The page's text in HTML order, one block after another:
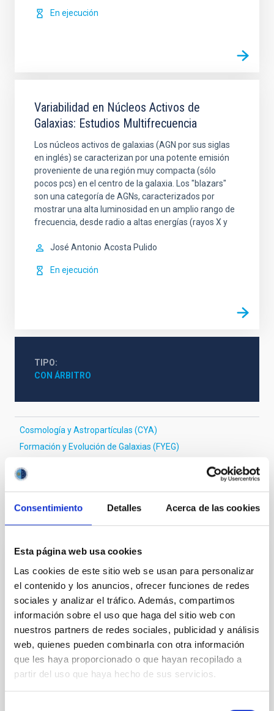
Consentimiento Detalles Acerca de las cookies
Esta página web usa cookies
Las cookies de este sitio web se usan para personalizar
el contenido y los anuncios, ofrecer funciones de redes
sociales y analizar el tráfico. Además, compartimos
información sobre el uso que haga del sitio web con
nuestros partners de redes sociales, publicidad y análisis
web, quienes pueden combinarla con otra información
que les haya proporcionado o que hayan recopilado a
partir del uso que haya hecho de sus servicios.
En ejecución
Variabilidad en Núcleos Activos de
Galaxias: Estudios Multifrecuencia
Los núcleos activos de galaxias (AGN por sus siglas
en inglés) se caracterizan por una potente emisión
proveniente de una región muy compacta (sólo
pocos pcs) en el centro de la galaxia. Los "blazars"
son una categoría de AGNs, caracterizados por
mostrar una alta luminosidad en un amplio rango de
frecuencia, desde radio a altas energías (rayos X y
José Antonio Acosta Pulido
En ejecución
TIPO
CON ÁRBITRO
Cosmología y Astropartículas (CYA)
Formación y Evolución de Galaxias (FYEG)
Te puede interesar
CON ÁRBITRO
Euclid: VII. Structural-thermal-optical
performance
defined in terms of image quality metrics tuned to
the weak gravitational lensing cosmological probe.
The weak lensing measurement induces stringent
requirements on the shape and stability of the VIS